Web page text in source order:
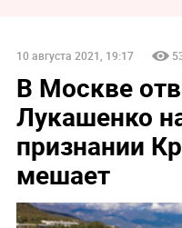
10 августа 2021, 19:17
В Москве
Лукашенко
признании
мешает